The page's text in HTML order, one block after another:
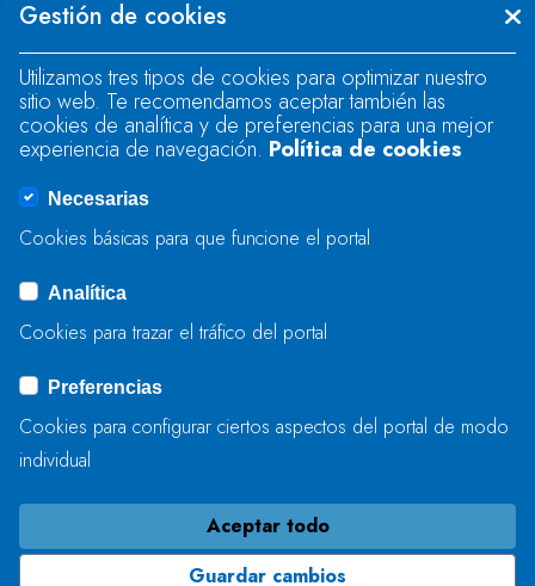
"text".
Se produjo un error al cargar el campo
"text".
Se produjo un error al cargar el campo
ENVIAR
Gestión de cookies
Utilizamos tres tipos de cookies para optimizar nuestro
sitio web. Te recomendamos aceptar también las
cookies de analítica y de preferencias para una mejor
experiencia de navegación. Política de cookies
Necesarias
Cookies básicas para que funcione el portal
Analítica
Cookies para trazar el tráfico del portal
Preferencias
Cookies para configurar ciertos aspectos del portal de modo
individual
Aceptar todo
Guardar cambios